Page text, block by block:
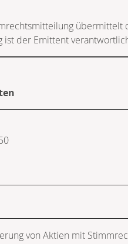
übermittelt
ist der Emittent
von Aktien mit